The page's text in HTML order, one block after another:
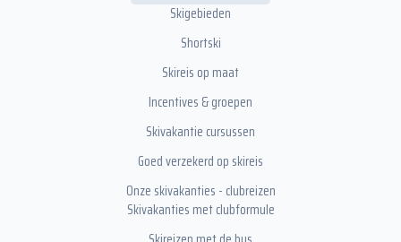
Skigebieden
Shortski
Skireis op maat
Incentives & groepen
Skivakantie cursussen
Goed verzekerd op skireis
Onze skivakanties - clubreizen
Skivakanties met clubformule